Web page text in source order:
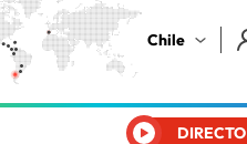
Chile
DIRECTO